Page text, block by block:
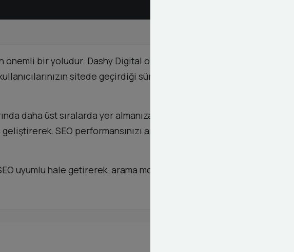
bir yoludur. Dashy Digital olarak, içeriklerinizi hedef
sitede geçirdiği süreyi artırırken, hemen çıkma
daha üst sıralarda yer almanıza yardımcı olur. Dashy
SEO performansınızı artırmanıza destek olur. Görsel
uyumlu hale getirerek, arama motorlarında daha görünür